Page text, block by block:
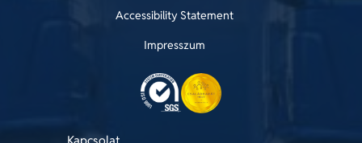
Accessibility Statement
Impresszum